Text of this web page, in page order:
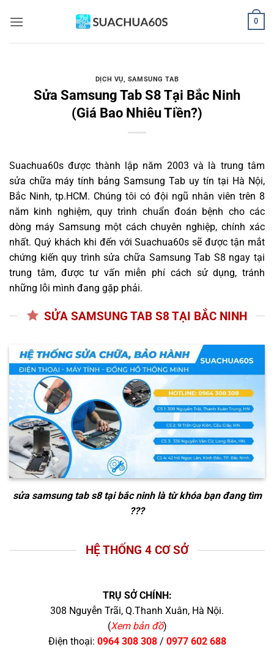
qua
0
DỊCH VỤ, SAMSUNG TAB
Sửa Samsung Tab S8 Tại Bắc Ninh
(Giá Bao Nhiêu Tiền?)
Suachua60s được thành lập năm 2003 và là trung tâm
sửa chữa máy tính bảng Samsung Tab uy tín tại Hà Nội,
Bắc Ninh, tp.HCM. Chúng tôi có đội ngũ nhân viên trên 8
năm kinh nghiệm, quy trình chuẩn đoán bệnh cho các
dòng máy Samsung một cách chuyên nghiệp, chính xác
nhất. Quý khách khi đến với Suachua60s sẽ được tận mắt
chứng kiến quy trình sửa chữa Samsung Tab S8 ngay tại
trung tâm, được tư vấn miễn phí cách sử dụng, tránh
những lỗi mình đang gặp phải.
SỬA SAMSUNG TAB S8 TẠI BẮC NINH
sửa samsung tab s8 tại bắc ninhlà từ khóa bạn đang tìm
???
HỆ THỐNG 4 CƠ SỞ
TRỤ SỞ CHÍNH:
308 Nguyễn Trãi, Q.Thanh Xuân, Hà Nội.
(Xem bản đồ)
Điện thoại: 0964 308 308/ 0977 602 688